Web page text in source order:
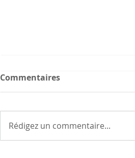
Commentaires
Rédigez un commentaire...